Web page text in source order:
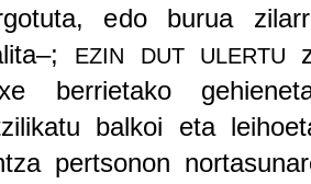
edo burua
–; EZIN DUT ULERTU
berrietako
balkoi eta
pertsonon